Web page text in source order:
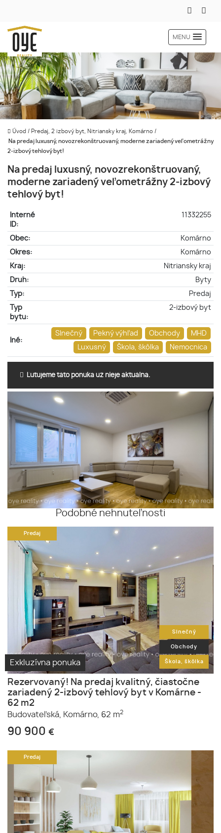
MENU
Úvod / Predaj, 2 izbový byt, Nitriansky kraj, Komárno /
Na predaj luxusný, novozrekonštruovaný, moderne zariadený veľometrážny
2-izbový tehlový byt!
Na predaj luxusný, novozrekonštruovaný,
moderne zariadený veľometrážny 2-izbový
tehlový byt!
Interné
ID:
11332255
Obec:
Komárno
Okres:
Komárno
Kraj:
Nitriansky kraj
Druh:
Byty
Typ:
Predaj
Typ
bytu:
2-izbový byt
Iné:
Slnečný Pekný výhľad Obchody
MHD
Luxusný
Škola, škôlka Nemocnica
Ľutujeme táto ponuka už nieje aktuálna.
Podobné nehnuteľnosti
Exkluzívna ponuka
Predaj
Slnečný
Obchody
Škola, škôlka
Rezervovaný! Na predaj kvalitný, čiastočne
zariadený 2-izbový tehlový byt v Komárne -
62 m2
Budovateľská, Komárno, 62 m2
90 900 €
Predaj